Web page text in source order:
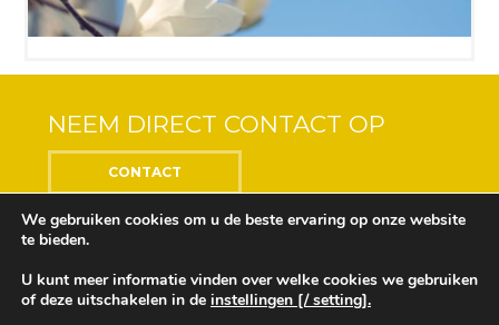
NEEM DIRECT CONTACT OP
CONTACT
Center of the Soul © 2018 Alle rechten voorbehouden
Ontwikkeling en ontwerp doorDesign Depot
We gebruiken cookies om u de beste ervaring op onze website
te bieden.
U kunt meer informatie vinden over welke cookies we gebruiken
of deze uitschakelen in de instellingen [/ setting].